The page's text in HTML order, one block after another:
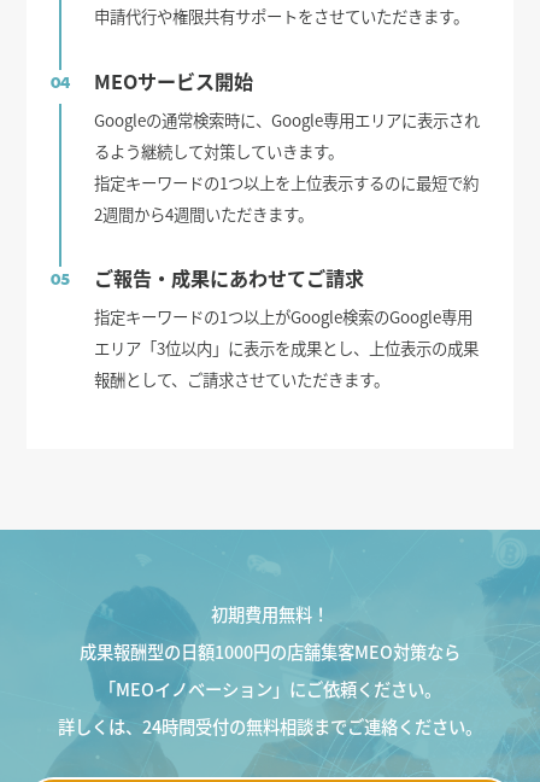
申請代行や権限共有サポートをさせていただきます。
04 MEOサービス開始
Googleの通常検索時に、Google専用エリアに表示され
るよう継続して対策していきます。
指定キーワードの1つ以上を上位表示するのに最短で約
2週間から4週間いただきます。
05 ご報告・成果にあわせてご請求
指定キーワードの1つ以上がGoogle検索のGoogle専用
エリア「3位以内」に表示を成果とし、上位表示の成果
報酬として、ご請求させていただきます。
初期費用無料！
成果報酬型の日額1000円の店舗集客MEO対策なら
「MEOイノベーション」にご依頼ください。
詳しくは、24時間受付の無料相談までご連絡ください。